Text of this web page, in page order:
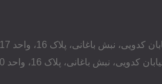
نبش باغانی، پلاک 16، واحد 17
نبش باغانی، پلاک 16، واحد 20